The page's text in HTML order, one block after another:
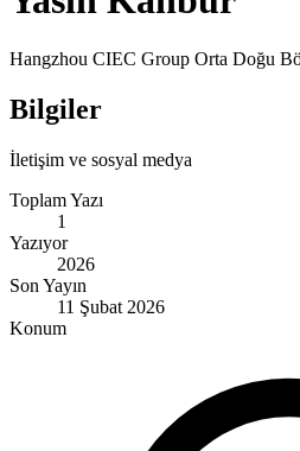
Hangzhou CIEC Group Orta Doğu
Bilgiler
İletişim ve sosyal medya
Toplam Yazı
1
Yazıyor
2026
Son Yayın
11 Şubat 2026
Konum